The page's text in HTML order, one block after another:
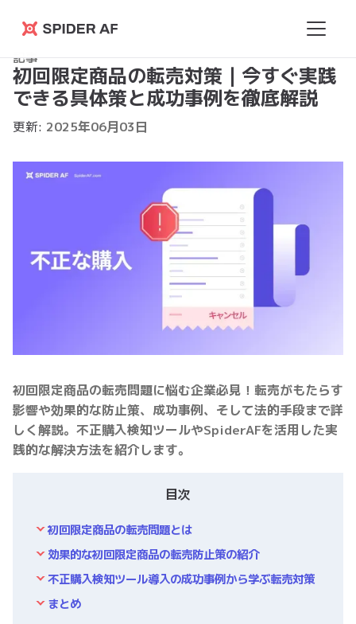
Spider
AF
記事
初回限定商品の転売対策｜今すぐ実践
できる具体策と成功事例を徹底解説
更新: 2025年06月03日
初回限定商品の転売問題に悩む企業必見！転売がもたらす
影響や効果的な防止策、成功事例、そして法的手段まで詳
しく解説。不正購入検知ツールやSpiderAFを活用した実
践的な解決方法を紹介します。
目次
初回限定商品の転売問題とは
効果的な初回限定商品の転売防止策の紹介
不正購入検知ツール導入の成功事例から学ぶ転売対策
まとめ